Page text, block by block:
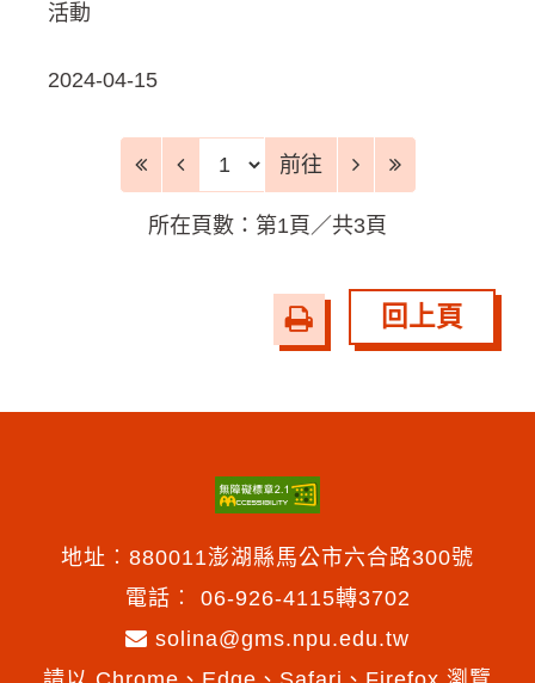
活動
2024-04-15
前往頁 前往
所在頁數：第1頁／共3頁
友
善
印
回上頁
地址︰880011澎湖縣馬公市六合路300號
電話︰ 06-926-4115轉3702
solina@gms.npu.edu.tw